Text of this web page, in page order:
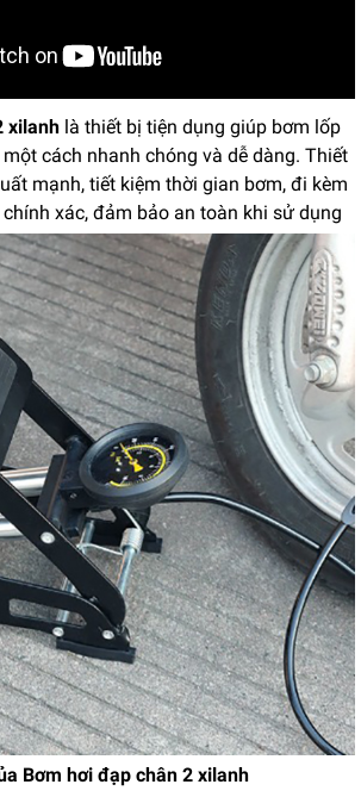
xilanh là thiết bị tiện dụng giúp bơm lốp
cách nhanh chóng và dễ dàng. Thiết
mạnh, tiết kiệm thời gian bơm, đi kèm
xác, đảm bảo an toàn khi sử dụng
Bơm hơi đạp chân 2 xilanh